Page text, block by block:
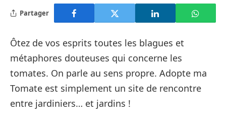
Partager
Ôtez de vos esprits toutes les blagues et
métaphores douteuses qui concerne les
tomates. On parle au sens propre. Adopte ma
Tomate est simplement un site de rencontre
entre jardiniers… et jardins !